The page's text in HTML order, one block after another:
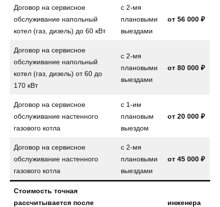
Договор на сервисное
обслуживание напольный
котел (газ, дизель) до 60 кВт
с 2-мя
плановыми
выездами
от 56 000 ₽
Договор на сервисное
обслуживание напольный
котел (газ, дизель) от 60 до
170 кВт
с 2-мя
плановыми
выездами
от 80 000 ₽
Договор на сервисное
обслуживание настенного
газового котла
с 1-им
плановым
выездом
от 20 000 ₽
Договор на сервисное
обслуживание настенного
газового котла
с 2-мя
плановыми
выездами
от 45 000 ₽
Стоимость точная
рассчитывается после
инженера